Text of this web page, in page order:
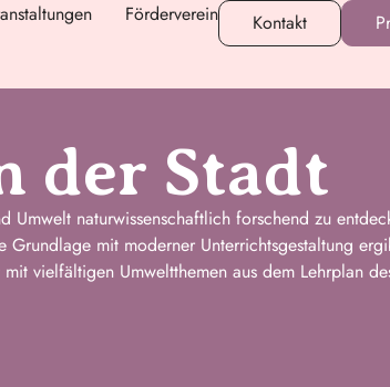
Förderverein Kontakt
der Stadt
naturwissenschaftlich forschend zu
mit moderner Unterrichtsgestaltung
vielfältigen Umweltthemen aus dem Lehrplan